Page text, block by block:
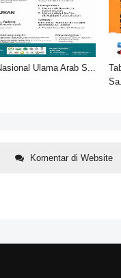
Ulama Arab S...
Komentar di Website